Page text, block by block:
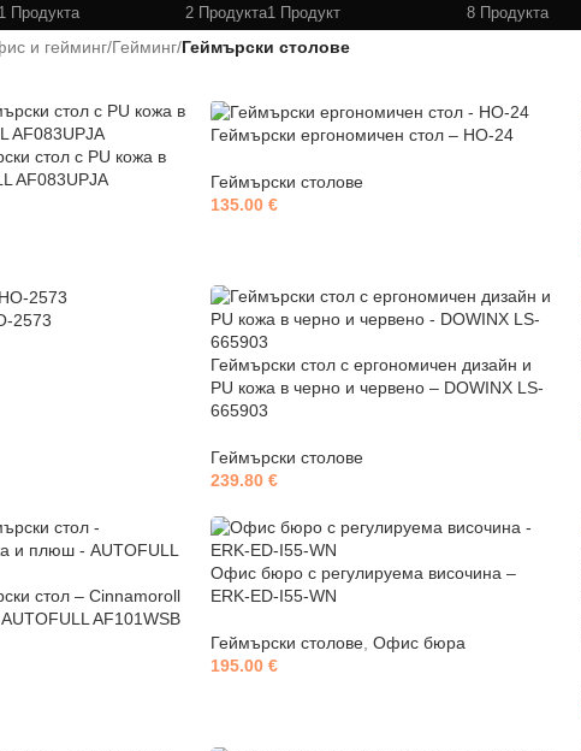
Продукта 2 Продукта1 Продукт 8 Продукта
и гейминг/Гейминг/Геймърски столове
стол с PU кожа в
AF083UPJA
Геймърски ергономичен стол – HO-24
Геймърски столове
135.00 €
2573
Геймърски стол с ергономичен дизайн и
PU кожа в черно и червено – DOWINX LS-
665903
Геймърски столове
239.80 €
стол – Cinnamoroll
AF101WSB
Офис бюро с регулируема височина –
ERK-ED-I55-WN
Геймърски столове, Офис бюра
195.00 €